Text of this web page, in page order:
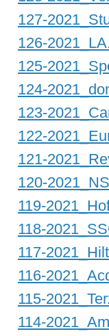
127-
126-
125-
124-
123-
122-
121-
120-
119-
118-
117-
116-
115-
114-